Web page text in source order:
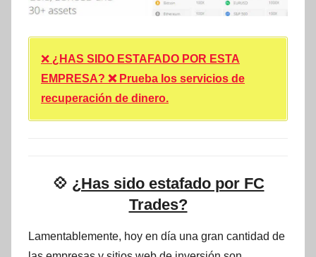
❌ ¿HAS SIDO ESTAFADO POR ESTA
EMPRESA? ❌ Prueba los servicios de
recuperación de dinero.
💠 ¿Has sido estafado por FC
Trades?
Lamentablemente, hoy en día una gran cantidad de